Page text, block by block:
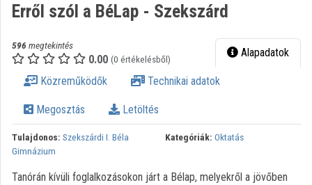
Intézményi listák
Intézmények
Közreműködők
Erről szól a BéLap - Szekszárd
596 megtekintés
0.00 (0 értékelésből) Alapadatok
Közreműködők Technikai adatok
Megosztás Letöltés
Tulajdonos: Szekszárdi I. Béla
Gimnázium
Kategóriák: Oktatás
Tanórán kívüli foglalkozásokon járt a Bélap, melyekről a jövőben